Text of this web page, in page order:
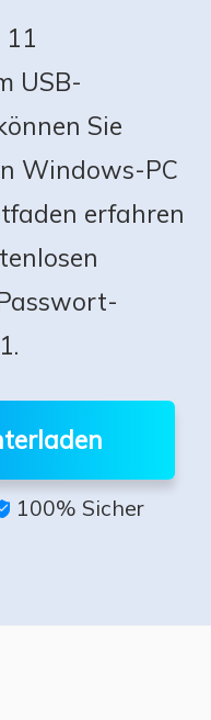
USB-
Sie
Windows-PC
erfahren
100% Sicher